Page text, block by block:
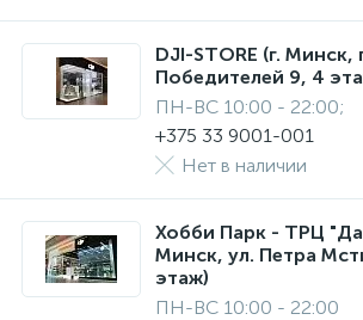
DJI-STORE (г. Минск,
Победителей 9, 4
ПН-ВС 10:00 - 22:00;
+375 33 9001-001
Нет в наличии
Хобби Парк - ТРЦ
Минск, ул. Петра
этаж)
ПН-ВС 10:00 - 22:00